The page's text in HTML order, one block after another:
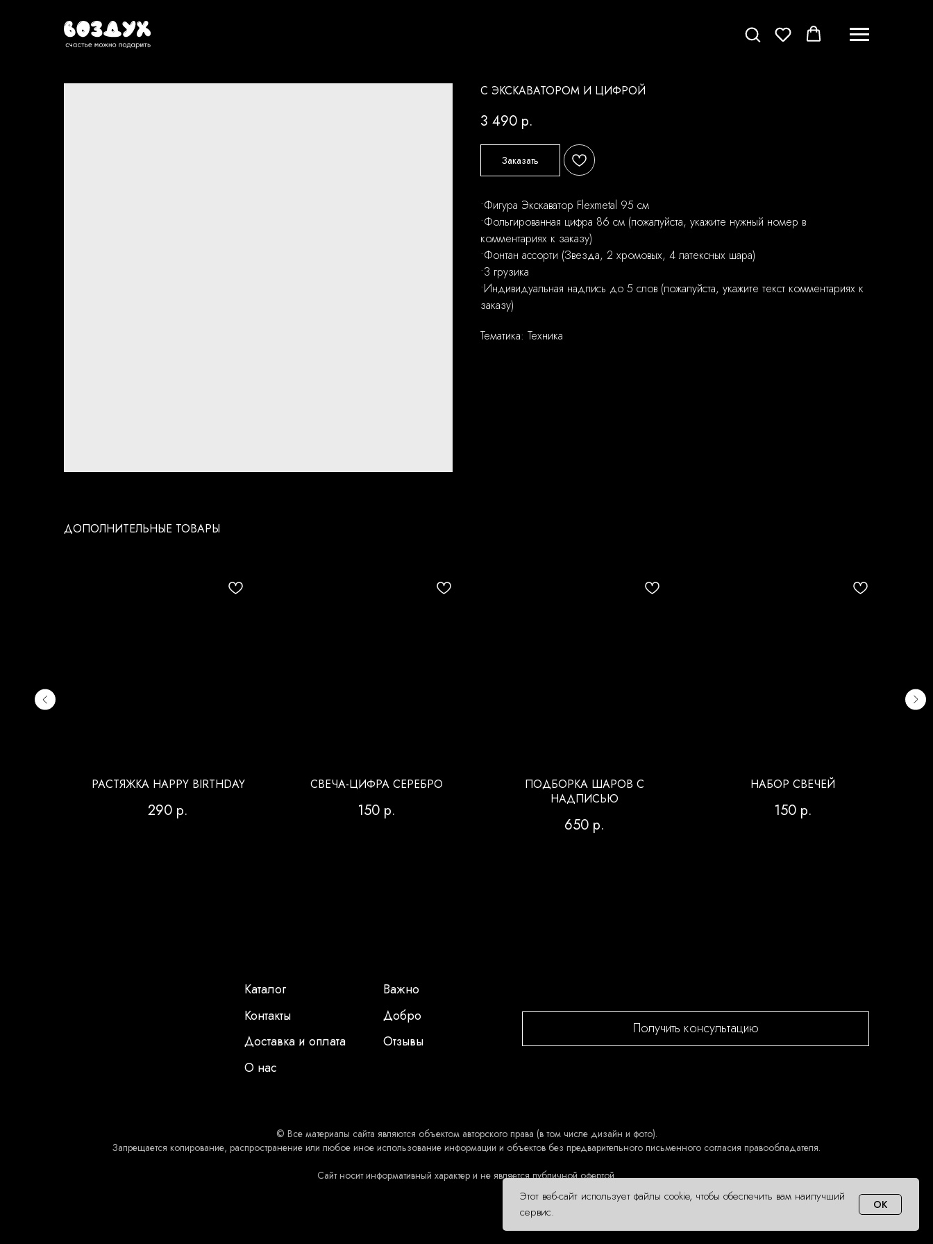
С ЭКСКАВАТОРОМ И ЦИФРОЙ
3 490 р.
Заказать
•Фигура Экскаватор Flexmetal 95 см
•Фольгированная цифра 86 см (пожалуйста, укажите нужный номер в
комментариях к заказу)
•Фонтан ассорти (Звезда, 2 хромовых, 4 латексных шара)
•3 грузика
•Индивидуальная надпись до 5 слов (пожалуйста, укажите текст комментариях к
заказу)
Тематика: Техника
ДОПОЛНИТЕЛЬНЫЕ ТОВАРЫ
РАСТЯЖКА HAPPY BIRTHDAY
290 р.
СВЕЧА-ЦИФРА СЕРЕБРО
150 р.
ПОДБОРКА ШАРОВ С
НАДПИСЬЮ
650 р.
НАБОР СВЕЧЕЙ
150 р.
Каталог
Контакты
Доставка и оплата
О нас
Важно
Добро
Отзывы
Получить консультацию
© Все материалы сайта являются объектом авторского права (в том числе дизайн и фото).
Запрещается копирование, распространение или любое иное использование информации и объектов без предварительного письменного согласия правообладателя.
Сайт носит информативный характер и не является публичной офертой.
Этот веб-сайт использует файлы cookie, чтобы обеспечить вам наилучший
сервис.
OK